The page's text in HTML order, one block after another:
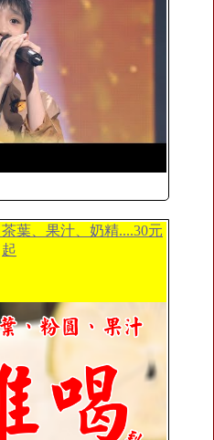
葉、果汁、奶精....30元
起